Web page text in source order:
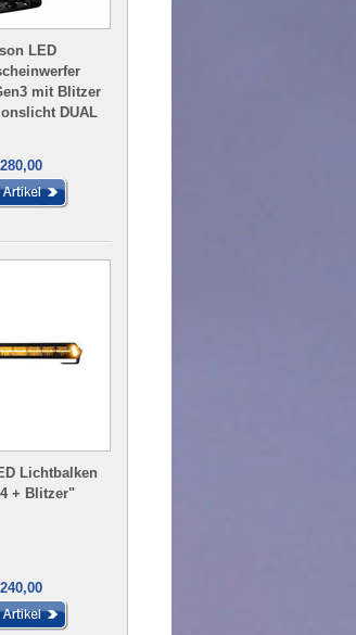
LED
mit Blitzer
DUAL
Lichtbalken
+ Blitzer"